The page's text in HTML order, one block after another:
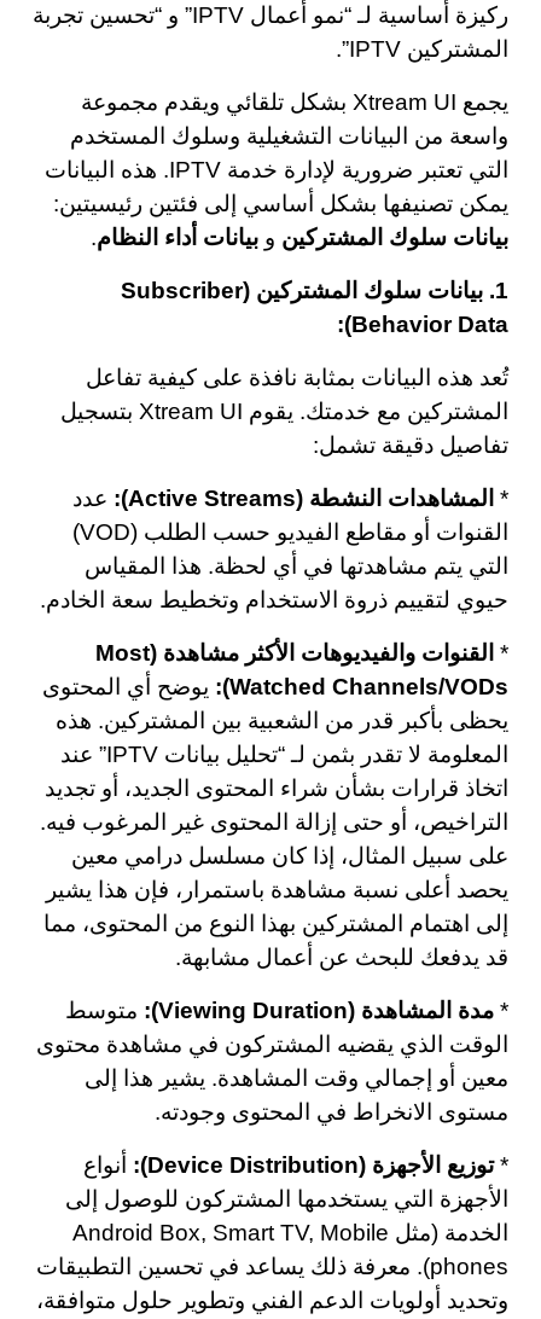
ركيزة أساسية لـ “نمو أعمال IPTV” و “تحسين تجربة
المشتركين IPTV”.
يجمع Xtream UI بشكل تلقائي ويقدم مجموعة
واسعة من البيانات التشغيلية وسلوك المستخدم
التي تعتبر ضرورية لإدارة خدمة IPTV. هذه البيانات
يمكن تصنيفها بشكل أساسي إلى فئتين رئيسيتين:
بيانات سلوك المشتركين و بيانات أداء النظام.
1. بيانات سلوك المشتركين (Subscriber
Behavior Data):
تُعد هذه البيانات بمثابة نافذة على كيفية تفاعل
المشتركين مع خدمتك. يقوم Xtream UI بتسجيل
تفاصيل دقيقة تشمل:
* المشاهدات النشطة (Active Streams):
عدد
القنوات أو مقاطع الفيديو حسب الطلب (VOD)
التي يتم مشاهدتها في أي لحظة. هذا المقياس
حيوي لتقييم ذروة الاستخدام وتخطيط سعة الخادم.
*
القنوات والفيديوهات الأكثر مشاهدة (Most
Watched Channels/VODs):
يوضح أي المحتوى
يحظى بأكبر قدر من الشعبية بين المشتركين. هذه
المعلومة لا تقدر بثمن لـ “تحليل بيانات IPTV” عند
اتخاذ قرارات بشأن شراء المحتوى الجديد، أو تجديد
التراخيص، أو حتى إزالة المحتوى غير المرغوب فيه.
على سبيل المثال، إذا كان مسلسل درامي معين
يحصد أعلى نسبة مشاهدة باستمرار، فإن هذا يشير
إلى اهتمام المشتركين بهذا النوع من المحتوى، مما
قد يدفعك للبحث عن أعمال مشابهة.
* مدة المشاهدة (Viewing Duration):
متوسط
الوقت الذي يقضيه المشتركون في مشاهدة محتوى
معين أو إجمالي وقت المشاهدة. يشير هذا إلى
مستوى الانخراط في المحتوى وجودته.
*توزيع الأجهزة (Device Distribution):
أنواع
الأجهزة التي يستخدمها المشتركون للوصول إلى
الخدمة (مثل Android Box, Smart TV, Mobile
phones). معرفة ذلك يساعد في تحسين التطبيقات
وتحديد أولويات الدعم الفني وتطوير حلول متوافقة،